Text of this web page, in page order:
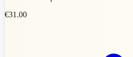
€31.00